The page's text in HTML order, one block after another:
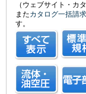
（ウェブサイト・カ
またカタログ一括請求
す。